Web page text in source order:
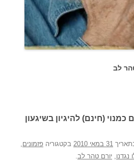
כמנוי (חינם) להיגיון בשיגעון
31 במאי 2010 בקטגוריה פזמונים
נגדנו יורם טהר לב